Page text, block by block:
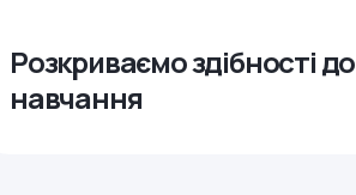
Розкриваємо здібності до
навчання